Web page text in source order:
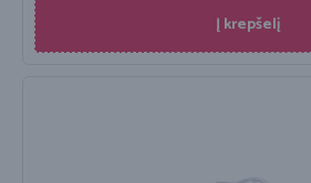
Į krepšelį